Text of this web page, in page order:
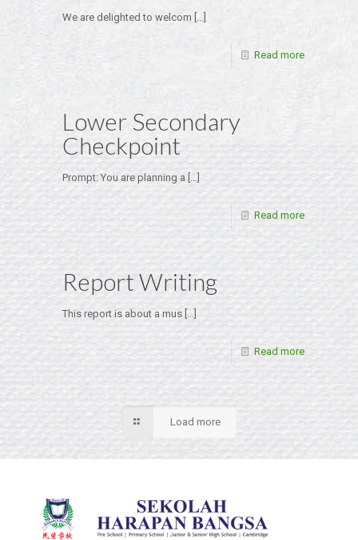
We are delighted to welcom
Read more
Lower Secondary
Checkpoint
Prompt: You are planning a
Read more
Report Writing
This report is about a mus
Read more
Load more